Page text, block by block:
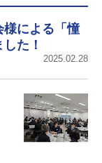
様による「憧
た！
2025.02.28